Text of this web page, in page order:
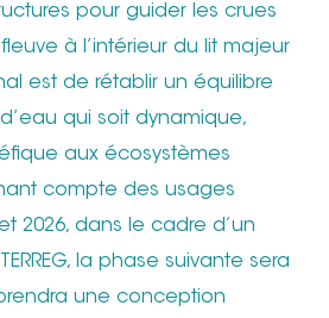
pour guider les crues
à l’intérieur du lit majeur
est de rétablir un équilibre
qui soit dynamique,
aux écosystèmes
compte des usages
2026, dans le cadre d’un
la phase suivante sera
une conception